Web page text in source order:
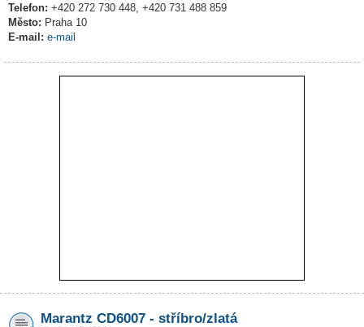
Telefon: +420 272 730 448, +420 731 488 859
Město: Praha 10
E-mail: e-mail
Marantz CD6007 - stříbro/zlatá